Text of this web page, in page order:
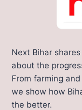
पूरी
भक्तों
की
Next Bihar
about the
From farming
we show how
the better.